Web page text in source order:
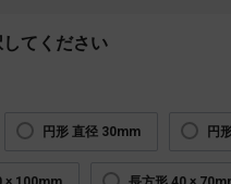
てください
円形 直径 30mm 円